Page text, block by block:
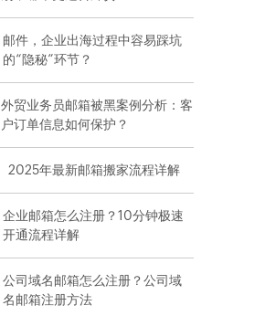
邮件，企业出海过程中容易踩坑
的“隐秘”环节？
外贸业务员邮箱被黑案例分析：客
户订单信息如何保护？
2025年最新邮箱搬家流程详解
企业邮箱怎么注册？10分钟极速
开通流程详解
公司域名邮箱怎么注册？公司域
名邮箱注册方法